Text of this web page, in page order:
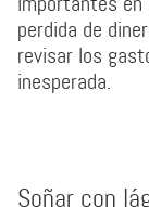
perdida de
revisar los
inesperada.
Soñar con